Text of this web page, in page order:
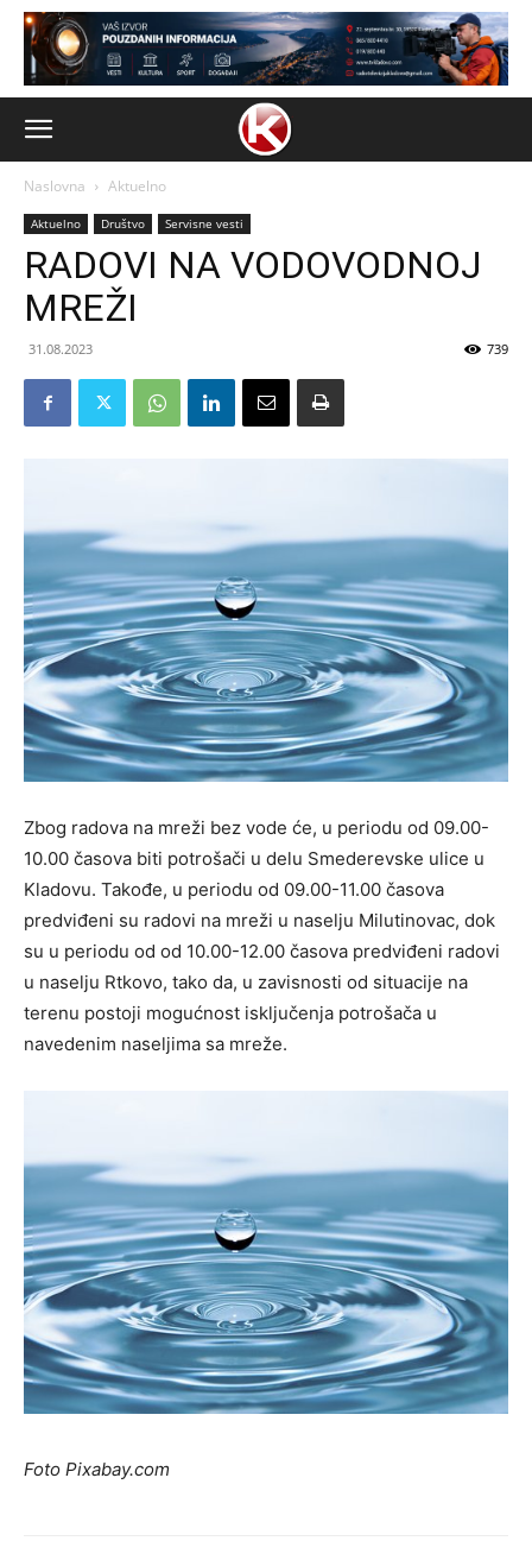
Naslovna Aktuelno
Aktuelno Društvo Servisne vesti
RADOVI NA VODOVODNOJ
MREŽI
31.08.2023 739
Zbog radova na mreži bez vode će, u periodu od 09.00-
10.00 časova biti potrošači u delu Smederevske ulice u
Kladovu. Takođe, u periodu od 09.00-11.00 časova
predviđeni su radovi na mreži u naselju Milutinovac, dok
su u periodu od od 10.00-12.00 časova predviđeni radovi
u naselju Rtkovo, tako da, u zavisnosti od situacije na
terenu postoji mogućnost isključenja potrošača u
navedenim naseljima sa mreže.
Foto Pixabay.com